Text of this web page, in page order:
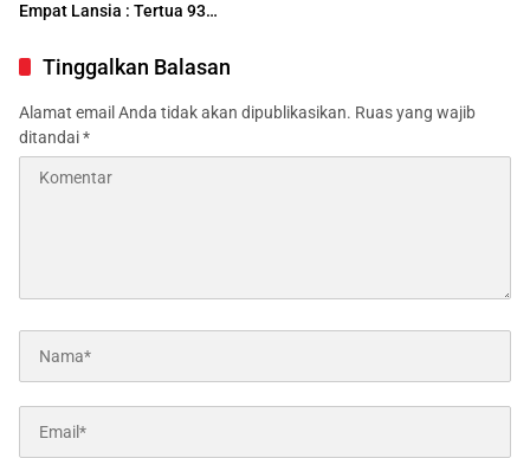
Empat Lansia : Tertua 93
Tinggalkan Balasan
Alamat email Anda tidak akan dipublikasikan. Ruas yang wajib
ditandai*